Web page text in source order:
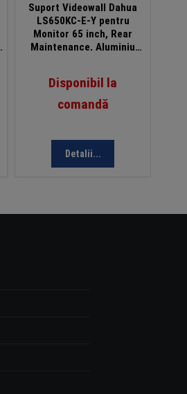
Suport Videowall Dahua
LS650KC-E-Y pentru
Monitor 65 inch, Rear
Maintenance, Aluminiu
Disponibil la
comandă
Detalii...